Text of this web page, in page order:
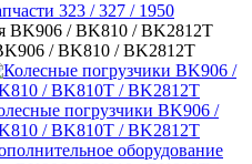
323 / 327 / 1950
/ BK810 / BK2812T
погрузчики BK906 /
/ BK810T / BK2812T
оборудование